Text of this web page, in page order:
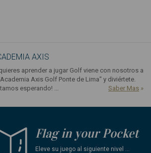
AXIS
aprender a jugar Golf viene con nosotros a
Axis Golf Ponte de Lima" y diviértete.
esperando! ...
Saber Mas »
Flag in your Pocket
Eleve su juego al siguiente nivel ...